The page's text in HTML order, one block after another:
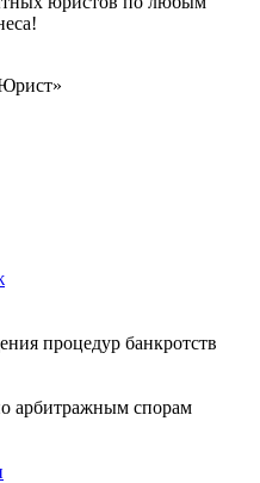
процедур банкротств
арбитражным спорам